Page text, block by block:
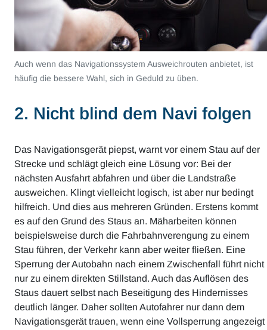
Auch wenn das Navigationssystem Ausweichrouten anbietet, ist
häufig die bessere Wahl, sich in Geduld zu üben.
2. Nicht blind dem Navi folgen
Das Navigationsgerät piepst, warnt vor einem Stau auf der
Strecke und schlägt gleich eine Lösung vor: Bei der
nächsten Ausfahrt abfahren und über die Landstraße
ausweichen. Klingt vielleicht logisch, ist aber nur bedingt
hilfreich. Und dies aus mehreren Gründen. Erstens kommt
es auf den Grund des Staus an. Mäharbeiten können
beispielsweise durch die Fahrbahnverengung zu einem
Stau führen, der Verkehr kann aber weiter fließen. Eine
Sperrung der Autobahn nach einem Zwischenfall führt nicht
nur zu einem direkten Stillstand. Auch das Auflösen des
Staus dauert selbst nach Beseitigung des Hindernisses
deutlich länger. Daher sollten Autofahrer nur dann dem
Navigationsgerät trauen, wenn eine Vollsperrung angezeigt